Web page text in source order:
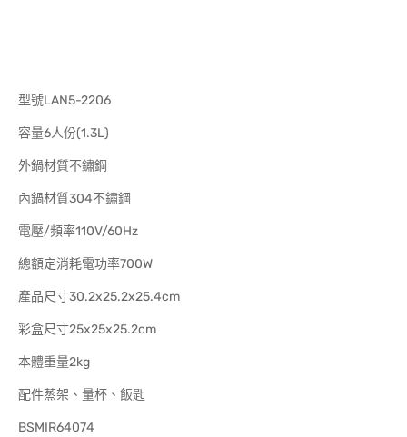
型號LAN5-2206
容量6人份(1.3L)
外鍋材質不鏽鋼
內鍋材質304不鏽鋼
電壓/頻率110V/60Hz
總額定消耗電功率700W
產品尺寸30.2x25.2x25.4cm
彩盒尺寸25x25x25.2cm
本體重量2kg
配件蒸架、量杯、飯匙
BSMIR64074